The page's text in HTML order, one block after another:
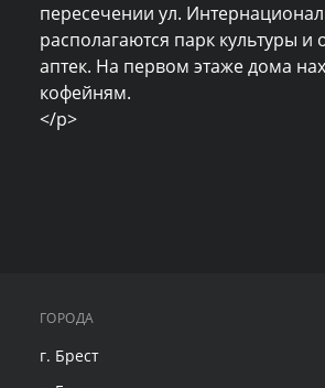
пересечении ул.
располагаются парк культуры
аптек. На первом этаже дома
кофейням.
</p>
ГОРОДА
г. Брест